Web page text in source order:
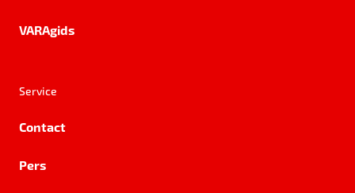
VARAgids
Service
Contact
Pers